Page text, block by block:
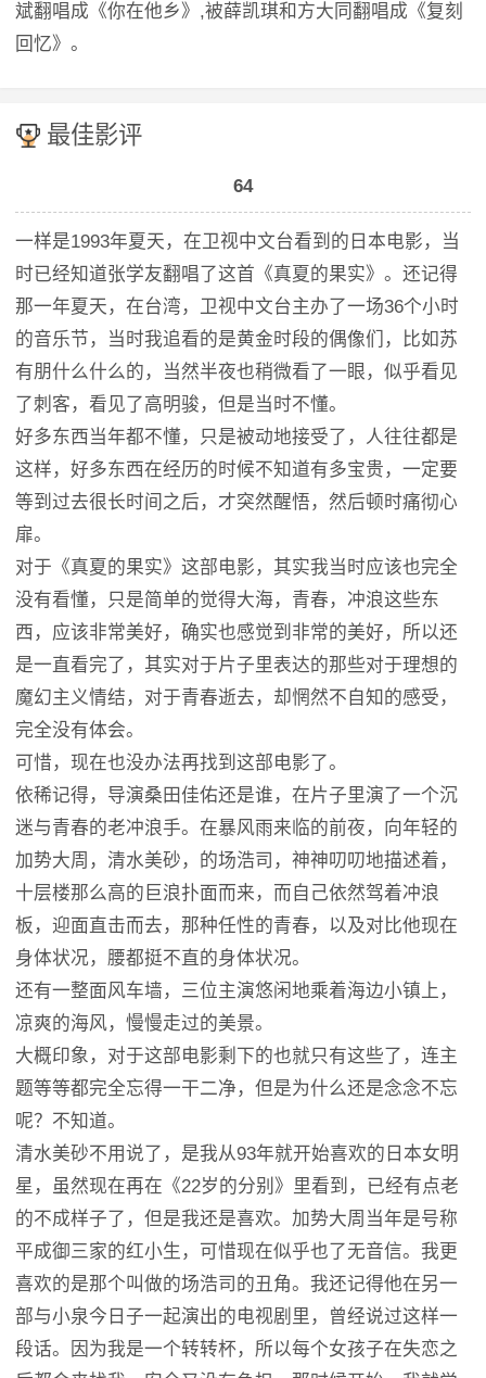
斌翻唱成《你在他乡》,被薛凯琪和方大同翻唱成《复刻
回忆》。
最佳影评
64
一样是1993年夏天，在卫视中文台看到的日本电影，当
时已经知道张学友翻唱了这首《真夏的果实》。还记得
那一年夏天，在台湾，卫视中文台主办了一场36个小时
的音乐节，当时我追看的是黄金时段的偶像们，比如苏
有朋什么什么的，当然半夜也稍微看了一眼，似乎看见
了刺客，看见了高明骏，但是当时不懂。
好多东西当年都不懂，只是被动地接受了，人往往都是
这样，好多东西在经历的时候不知道有多宝贵，一定要
等到过去很长时间之后，才突然醒悟，然后顿时痛彻心
扉。
对于《真夏的果实》这部电影，其实我当时应该也完全
没有看懂，只是简单的觉得大海，青春，冲浪这些东
西，应该非常美好，确实也感觉到非常的美好，所以还
是一直看完了，其实对于片子里表达的那些对于理想的
魔幻主义情结，对于青春逝去，却惘然不自知的感受，
完全没有体会。
可惜，现在也没办法再找到这部电影了。
依稀记得，导演桑田佳佑还是谁，在片子里演了一个沉
迷与青春的老冲浪手。在暴风雨来临的前夜，向年轻的
加势大周，清水美砂，的场浩司，神神叨叨地描述着，
十层楼那么高的巨浪扑面而来，而自己依然驾着冲浪
板，迎面直击而去，那种任性的青春，以及对比他现在
身体状况，腰都挺不直的身体状况。
还有一整面风车墙，三位主演悠闲地乘着海边小镇上，
凉爽的海风，慢慢走过的美景。
大概印象，对于这部电影剩下的也就只有这些了，连主
题等等都完全忘得一干二净，但是为什么还是念念不忘
呢？不知道。
清水美砂不用说了，是我从93年就开始喜欢的日本女明
星，虽然现在再在《22岁的分别》里看到，已经有点老
的不成样子了，但是我还是喜欢。加势大周当年是号称
平成御三家的红小生，可惜现在似乎也了无音信。我更
喜欢的是那个叫做的场浩司的丑角。我还记得他在另一
部与小泉今日子一起演出的电视剧里，曾经说过这样一
段话。因为我是一个转转杯，所以每个女孩子在失恋之